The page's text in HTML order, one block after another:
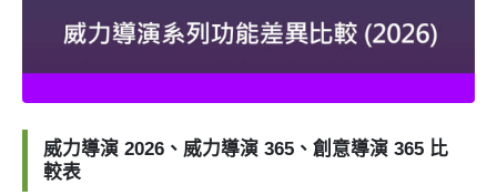
威力導演 2026、威力導演 365、創意導演 365 比
較表